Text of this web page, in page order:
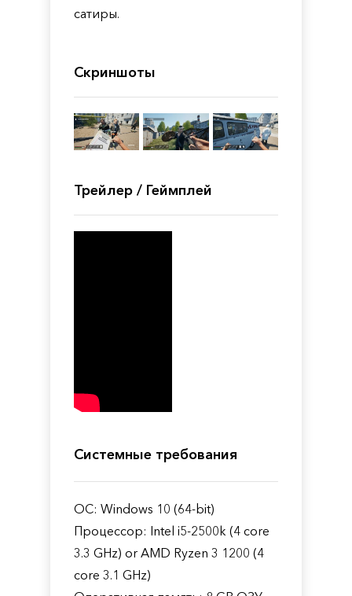
сатиры.
Скриншоты
Трейлер / Геймплей
Системные требования
ОС: Windows 10 (64-bit)
Процессор: Intel i5-2500k (4 core
3.3 GHz) or AMD Ryzen 3 1200 (4
core 3.1 GHz)